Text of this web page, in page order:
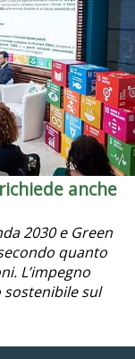
anche
2030 e Green
quanto
L’impegno
sul